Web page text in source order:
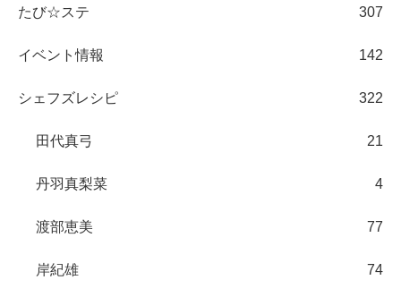
たび☆ステ 307
イベント情報 142
シェフズレシピ 322
田代真弓 21
丹羽真梨菜 4
渡部恵美 77
岸紀雄 74